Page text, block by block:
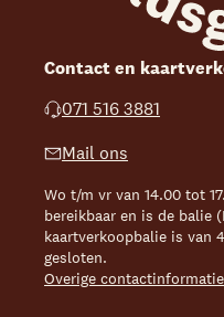
Contact en
071 516 3881
Mail ons
Wo t/m vr van 14.00 tot
bereikbaar en is de balie
kaartverkoopbalie is van
gesloten.
Overige contactinformatie